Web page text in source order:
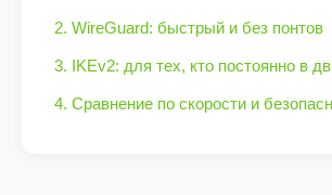
2. WireGuard: быстрый и без понтов
3. IKEv2: для тех, кто постоянно в
4. Сравнение по скорости и